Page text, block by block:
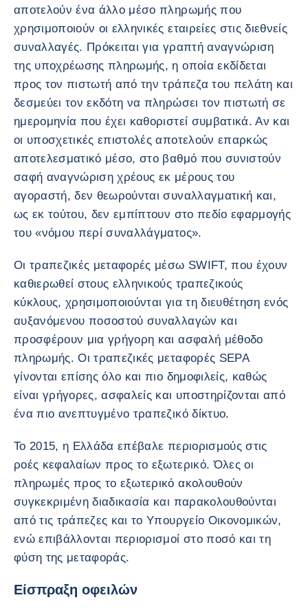
αποτελούν ένα άλλο μέσο πληρωμής που
χρησιμοποιούν οι ελληνικές εταιρείες στις διεθνείς
συναλλαγές. Πρόκειται για γραπτή αναγνώριση
της υποχρέωσης πληρωμής, η οποία εκδίδεται
προς τον πιστωτή από την τράπεζα του πελάτη και
δεσμεύει τον εκδότη να πληρώσει τον πιστωτή σε
ημερομηνία που έχει καθοριστεί συμβατικά. Αν και
οι υποσχετικές επιστολές αποτελούν επαρκώς
αποτελεσματικό μέσο, στο βαθμό που συνιστούν
σαφή αναγνώριση χρέους εκ μέρους του
αγοραστή, δεν θεωρούνται συναλλαγματική και,
ως εκ τούτου, δεν εμπίπτουν στο πεδίο εφαρμογής
του «νόμου περί συναλλάγματος».
Οι τραπεζικές μεταφορές μέσω SWIFT, που έχουν
καθιερωθεί στους ελληνικούς τραπεζικούς
κύκλους, χρησιμοποιούνται για τη διευθέτηση ενός
αυξανόμενου ποσοστού συναλλαγών και
προσφέρουν μια γρήγορη και ασφαλή μέθοδο
πληρωμής. Οι τραπεζικές μεταφορές SEPA
γίνονται επίσης όλο και πιο δημοφιλείς, καθώς
είναι γρήγορες, ασφαλείς και υποστηρίζονται από
ένα πιο ανεπτυγμένο τραπεζικό δίκτυο.
Το 2015, η Ελλάδα επέβαλε περιορισμούς στις
ροές κεφαλαίων προς το εξωτερικό. Όλες οι
πληρωμές προς το εξωτερικό ακολουθούν
συγκεκριμένη διαδικασία και παρακολουθούνται
από τις τράπεζες και το Υπουργείο Οικονομικών,
ενώ επιβάλλονται περιορισμοί στο ποσό και τη
φύση της μεταφοράς.
Είσπραξη οφειλών